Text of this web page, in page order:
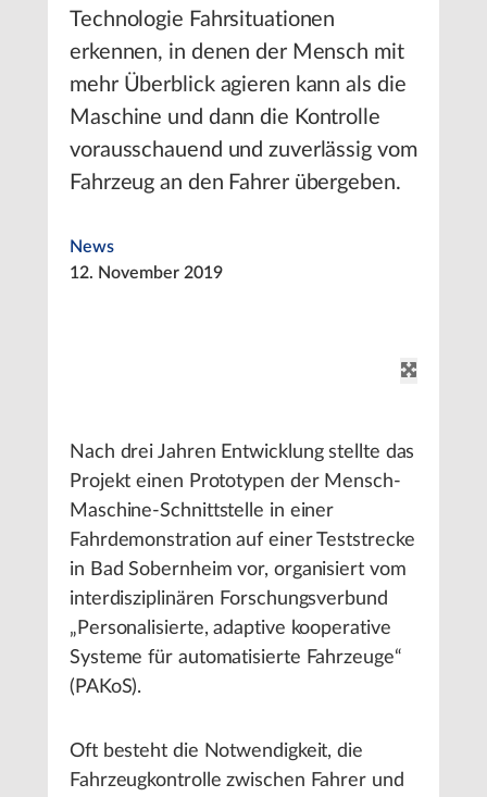
Technologie Fahrsituationen
erkennen, in denen der Mensch mit
mehr Überblick agieren kann als die
Maschine und dann die Kontrolle
vorausschauend und zuverlässig vom
Fahrzeug an den Fahrer übergeben.
News
12. November 2019
Nach drei Jahren Entwicklung stellte das
Projekt einen Prototypen der Mensch-
Maschine-Schnittstelle in einer
Fahrdemonstration auf einer Teststrecke
in Bad Sobernheim vor, organisiert vom
interdisziplinären Forschungsverbund
„Personalisierte, adaptive kooperative
Systeme für automatisierte Fahrzeuge“
(PAKoS).
Oft besteht die Notwendigkeit, die
Fahrzeugkontrolle zwischen Fahrer und